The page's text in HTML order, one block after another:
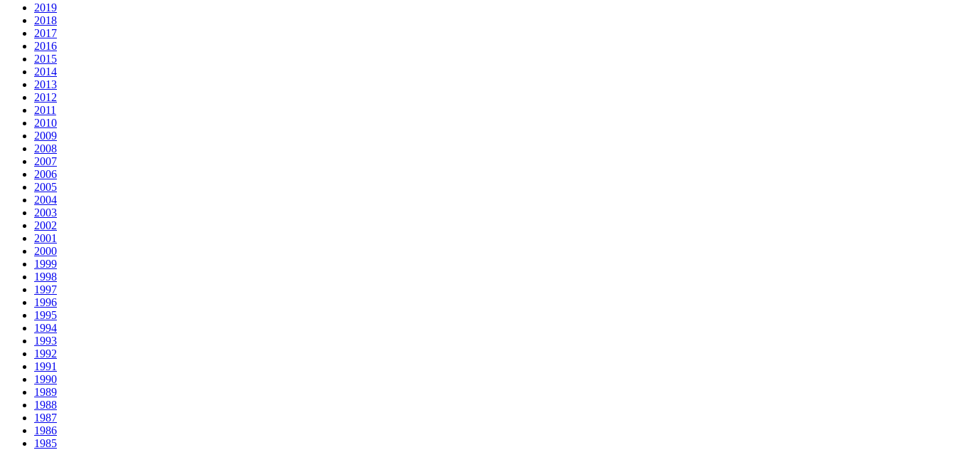
2019
2018
2017
2016
2015
2014
2013
2012
2011
2010
2009
2008
2007
2006
2005
2004
2003
2002
2001
2000
1999
1998
1997
1996
1995
1994
1993
1992
1991
1990
1989
1988
1987
1986
1985